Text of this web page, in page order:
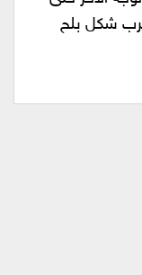
شكل بلح